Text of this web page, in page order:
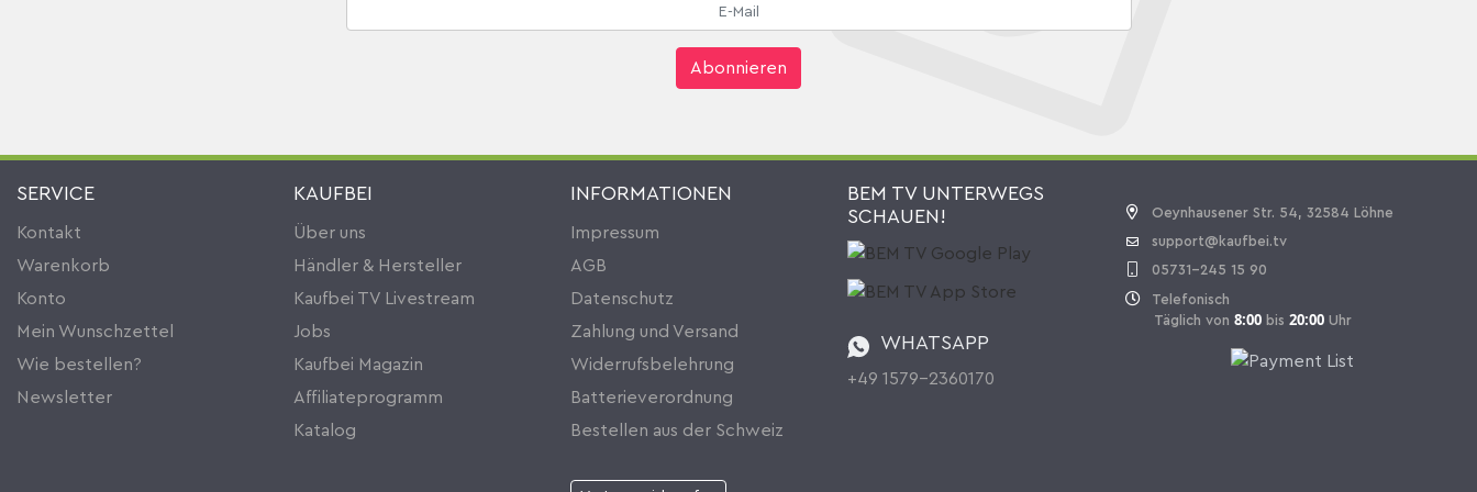
Abonnieren
SERVICE
Kontakt
Warenkorb
Konto
Mein Wunschzettel
Wie bestellen?
Newsletter
KAUFBEI
Über uns
Händler & Hersteller
Kaufbei TV Livestream
Jobs
Kaufbei Magazin
Affiliateprogramm
Katalog
INFORMATIONEN
Impressum
AGB
Datenschutz
Zahlung und Versand
Widerrufsbelehrung
Batterieverordnung
Bestellen aus der Schweiz
BEM TV UNTERWEGS
SCHAUEN!
WHATSAPP
+49 1579-2360170
Oeynhausener Str. 54, 32584 Löhne
support@kaufbei.tv
05731-245 15 90
Telefonisch
Täglich von 8:00 bis 20:00 Uhr